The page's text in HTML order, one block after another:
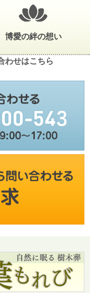
博愛の絆の想い
わせはこちら